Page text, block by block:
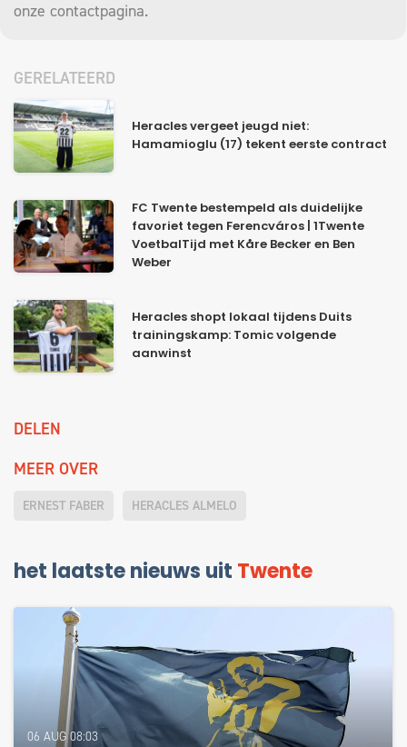
onze contactpagina.
GERELATEERD
Heracles vergeet jeugd niet:
Hamamioglu (17) tekent eerste contract
FC Twente bestempeld als duidelijke
favoriet tegen Ferencváros | 1Twente
VoetbalTijd met Kåre Becker en Ben
Weber
Heracles shopt lokaal tijdens Duits
trainingskamp: Tomic volgende
aanwinst
DELEN
MEER OVER
ERNEST FABER HERACLES ALMELO
het laatste nieuws uit Twente
06 AUG 08:03